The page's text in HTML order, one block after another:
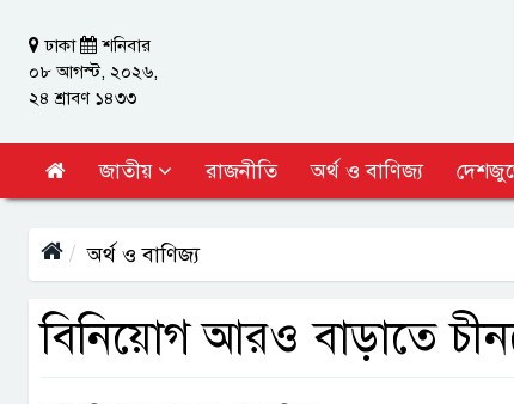
ঢাকা
শনিবার
০৮ আগস্ট, ২০২৬,
২৪ শ্রাবণ ১৪৩৩
জাতীয় রাজনীতি অর্থ ও বাণিজ্য
অর্থ ও বাণিজ্য
বিনিয়োগ আরও বাড়াতে